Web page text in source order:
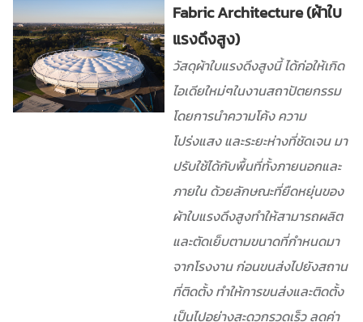
Fabric Architecture (ผ้าใบ
แรงดึงสูง)
วัสดุผ้าใบแรงดึงสูงนี้ ได้ก่อให้เกิด
ไอเดียใหม่ๆในงานสถาปัตยกรรม
โดยการนำความโค้ง ความ
โปร่งแสง และระยะห่างที่ชัดเจน มา
ปรับใช้ได้กับพื้นที่ทั้งภายนอกและ
ภายใน ด้วยลักษณะที่ยืดหยุ่นของ
ผ้าใบแรงดึงสูงทำให้สามารถผลิต
และตัดเย็บตามขนาดที่กำหนดมา
จากโรงงาน ก่อนขนส่งไปยังสถาน
ที่ติดตั้ง ทำให้การขนส่งและติดตั้ง
เป็นไปอย่างสะดวกรวดเร็ว ลดค่า